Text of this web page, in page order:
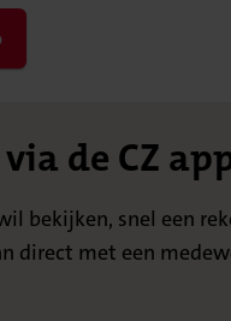
de CZ
bekijken, snel een
direct met een